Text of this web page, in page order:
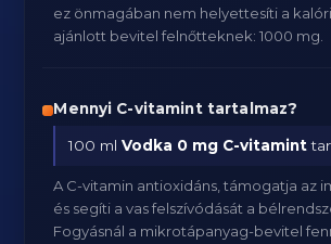
ez önmagában nem helyettesíti a
ajánlott bevitel felnőtteknek: 1000 mg.
Mennyi C-vitamint tartalmaz?
100 mlVodka 0 mg C-vitamint
A C-vitamin antioxidáns, támogatja az
és segíti a vas felszívódását a
Fogyásnál a mikrotápanyag-bevitel